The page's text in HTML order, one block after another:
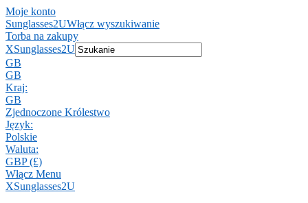
Moje konto
Sunglasses2UWłącz wyszukiwanie
Torba na zakupy
XSunglasses2U
GB
GB
Kraj:
GB
Zjednoczone Królestwo
Język:
Polskie
Waluta:
GBP (£)
Włącz Menu
XSunglasses2U